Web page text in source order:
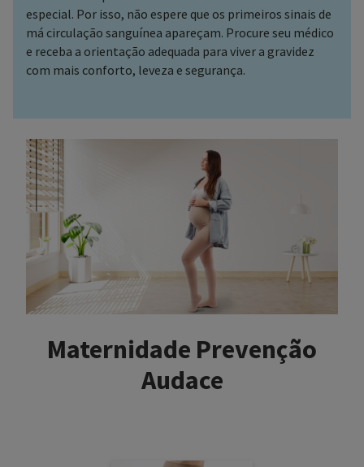
especial. Por isso, não espere que os primeiros sinais de
má circulação sanguínea apareçam. Procure seu médico
e receba a orientação adequada para viver a gravidez
com mais conforto, leveza e segurança.
Maternidade Prevenção
Audace